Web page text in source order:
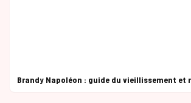
Brandy Napoléon : guide du vieillissement